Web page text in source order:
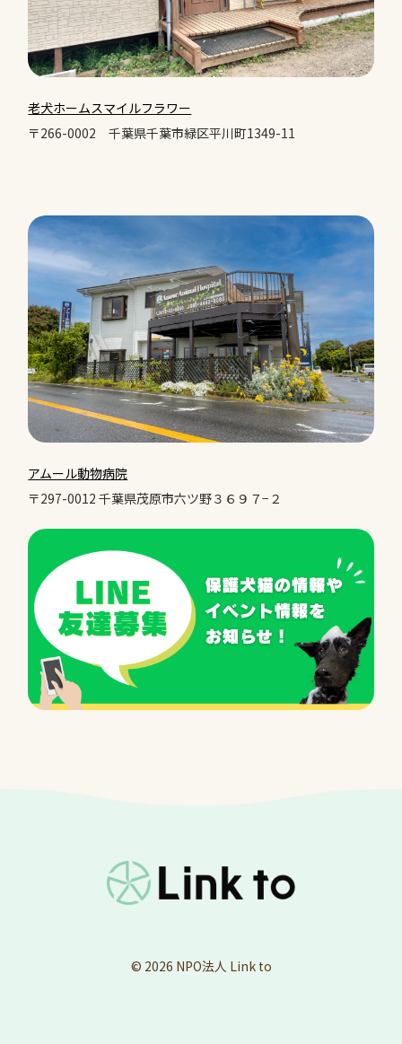
老犬ホームスマイルフラワー
〒266-0002千葉県千葉市緑区平川町1349-11
アムール動物病院
〒297-0012 千葉県茂原市六ツ野３６９７−２
© 2026 NPO法人 Link to